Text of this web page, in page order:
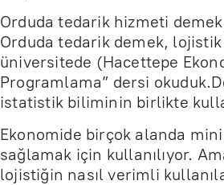
Orduda tedarik hizmeti
Orduda tedarik demek,
üniversitede (Hacettepe
Programlama” dersi
istatistik biliminin birlikte
Ekonomide birçok alanda
sağlamak için kullanılıyor.
lojistiğin nasıl verimli